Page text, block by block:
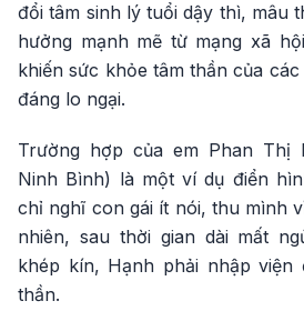
đổi tâm sinh lý tuổi dậy thì, mâu
hưởng mạnh mẽ từ mạng xã
khiến sức khỏe tâm thần của
đáng lo ngại.
Trường hợp của em Phan Thị
Ninh Bình) là một ví dụ điển
chỉ nghĩ con gái ít nói, thu mình
nhiên, sau thời gian dài mất
khép kín, Hạnh phải nhập
thần.